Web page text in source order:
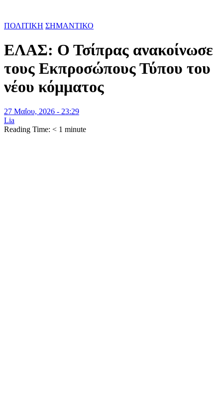
ΠΟΛΙΤΙΚΗ ΣΗΜΑΝΤΙΚΟ
ΕΛΑΣ: Ο Τσίπρας ανακοίνωσε
τους Εκπροσώπους Τύπου του
νέου κόμματος
27 Μαΐου, 2026 - 23:29
Lia
Reading Time: < 1 minute